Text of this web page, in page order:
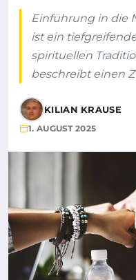
Einführung in die
ist ein
spirituellen
beschreibt einen
KILIAN KRAUSE
1. AUGUST 2025